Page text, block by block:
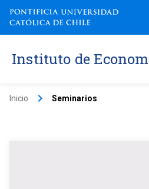
Instituto de
Inicio keyboard_arrow_right Seminarios